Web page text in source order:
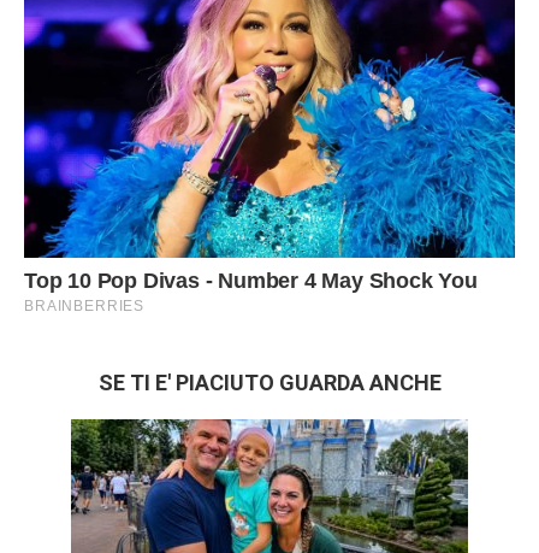
SE TI E' PIACIUTO GUARDA ANCHE